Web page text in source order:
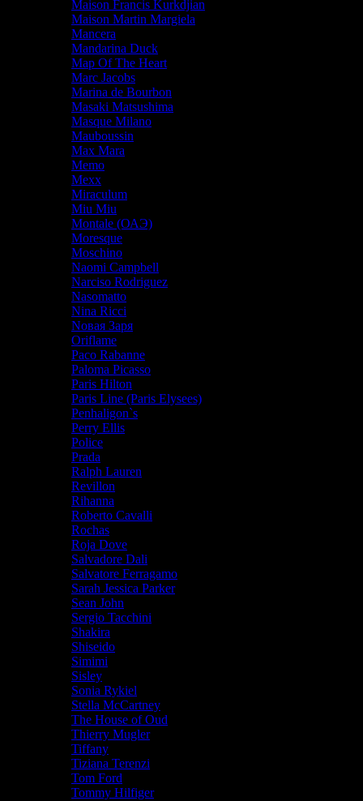
Maison Francis Kurkdjian
Maison Martin Margiela
Mancera
Mandarina Duck
Map Of The Heart
Marc Jacobs
Marina de Bourbon
Masaki Matsushima
Masque Milano
Mauboussin
Max Mara
Memo
Mexx
Miraculum
Miu Miu
Montale (ОАЭ)
Moresque
Moschino
Naomi Campbell
Narciso Rodriguez
Nasomatto
Nina Ricci
Nовая Заря
Oriflame
Paco Rabanne
Paloma Picasso
Paris Hilton
Paris Line (Paris Elysees)
Penhaligon`s
Perry Ellis
Police
Prada
Ralph Lauren
Revillon
Rihanna
Roberto Cavalli
Rochas
Roja Dove
Salvadore Dali
Salvatore Ferragamo
Sarah Jessica Parker
Sean John
Sergio Tacchini
Shakira
Shiseido
Simimi
Sisley
Sonia Rykiel
Stella McCartney
The House of Oud
Thierry Mugler
Tiffany
Tiziana Terenzi
Tom Ford
Tommy Hilfiger